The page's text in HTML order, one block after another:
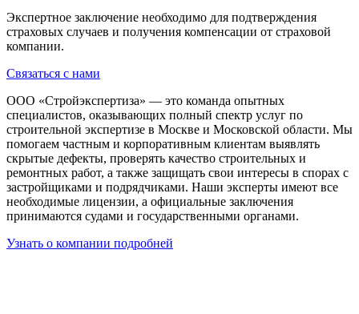
Экспертное заключение необходимо для подтверждения
страховых случаев и получения компенсации от страховой
компании.
Связаться с нами
ООО «Стройэкспертиза» — это команда опытных
специалистов, оказывающих полный спектр услуг по
строительной экспертизе в Москве и Московской области. Мы
помогаем частным и корпоративным клиентам выявлять
скрытые дефекты, проверять качество строительных и
ремонтных работ, а также защищать свои интересы в спорах с
застройщиками и подрядчиками. Наши эксперты имеют все
необходимые лицензии, а официальные заключения
принимаются судами и государственными органами.
Узнать о компании подробней